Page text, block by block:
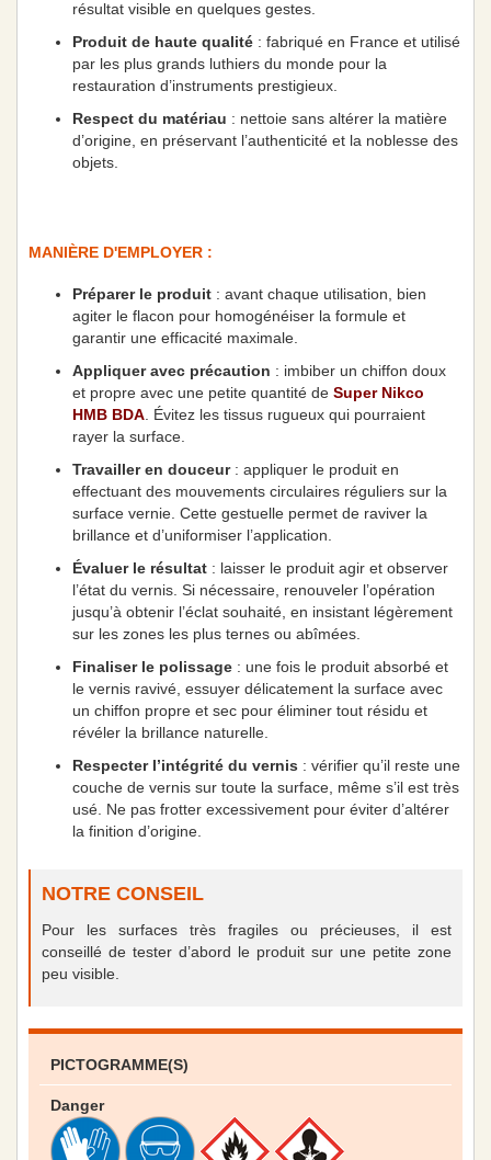
résultat visible en quelques gestes.
Produit de haute qualité : fabriqué en France et utilisé
par les plus grands luthiers du monde pour la
restauration d’instruments prestigieux.
Respect du matériau : nettoie sans altérer la matière
d’origine, en préservant l’authenticité et la noblesse des
objets.
MANIÈRE D'EMPLOYER :
Préparer le produit : avant chaque utilisation, bien
agiter le flacon pour homogénéiser la formule et
garantir une efficacité maximale.
Appliquer avec précaution : imbiber un chiffon doux
et propre avec une petite quantité de Super Nikco
HMB BDA . Évitez les tissus rugueux qui pourraient
rayer la surface.
Travailler en douceur: appliquer le produit en
effectuant des mouvements circulaires réguliers sur la
surface vernie. Cette gestuelle permet de raviver la
brillance et d’uniformiser l’application.
Évaluer le résultat : laisser le produit agir et observer
l’état du vernis. Si nécessaire, renouveler l’opération
jusqu’à obtenir l’éclat souhaité, en insistant légèrement
sur les zones les plus ternes ou abîmées.
Finaliser le polissage : une fois le produit absorbé et
le vernis ravivé, essuyer délicatement la surface avec
un chiffon propre et sec pour éliminer tout résidu et
révéler la brillance naturelle.
Respecter l’intégrité du vernis : vérifier qu’il reste une
couche de vernis sur toute la surface, même s’il est très
usé. Ne pas frotter excessivement pour éviter d’altérer
la finition d’origine.
NOTRE CONSEIL
Pour les surfaces très fragiles ou précieuses, il est
conseillé de tester d’abord le produit sur une petite zone
peu visible.
PICTOGRAMME(S)
Danger